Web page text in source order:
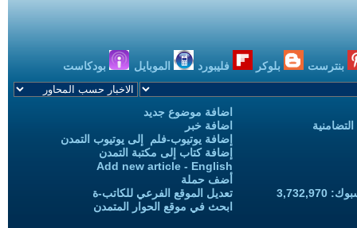
بنترست بلوكر فليبورد الموبايل بودكاست
اضافة موضوع جديد
اضافة خبر
إضافة يوتيوب-فلم إلى يوتيوب التمدن
إضافة كتاب إلى مكتبة التمدن
Add new article - English
أضف حملة
تعديل الموقع الفرعي للكاتب-ة
ابحث في موقع الحوار المتمدن